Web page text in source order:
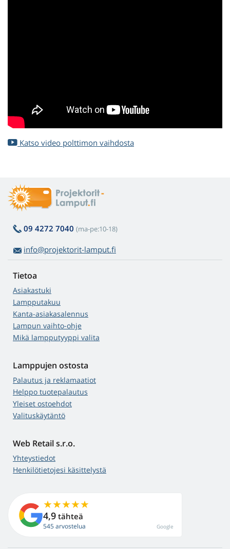
Katso video polttimon vaihdosta
09 4272 7040 (ma-pe:10-18)
info@projektorit-lamput.fi
Tietoa
Asiakastuki
Lampputakuu
Kanta-asiakasalennus
Lampun vaihto-ohje
Mikä lampputyyppi valita
Lamppujen ostosta
Palautus ja reklamaatiot
Helppo tuotepalautus
Yleiset ostoehdot
Valituskäytäntö
Web Retail s.r.o.
Yhteystiedot
Henkilötietojesi käsittelystä
4,9 tähteä
545 arvostelua Google